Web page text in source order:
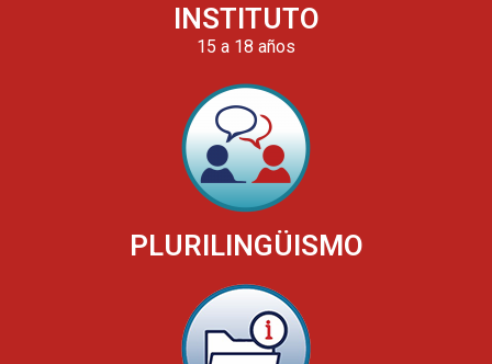
INSTITUTO
15 a 18 años
PLURILINGÜISMO